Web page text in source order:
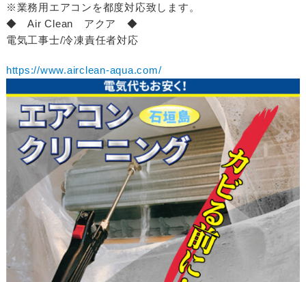
※業務用エアコンを都度対応致します。
◆ Air Clean アクア ◆
電気工事士/冷凍責任者対応
https://www.airclean-aqua.com/